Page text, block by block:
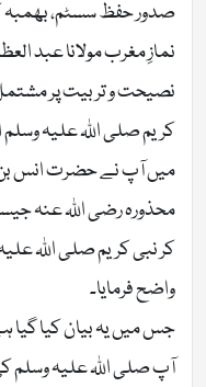
نمازِ مغرب مولانا عبد
نصیحت و تربیت پر مشتمل
کریم صلی اللہ علیہ
میں آپ نے حضرت انس بن
محذورہ رضی اللہ عنہ
کر نبی کریم صلی اللہ
واضح فرمایا۔
جس میں یہ بیان کیا
آپ صلی اللہ علیہ